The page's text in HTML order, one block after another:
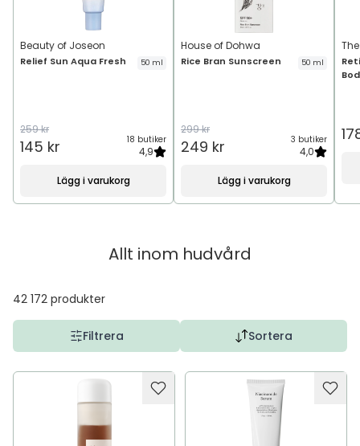
Beauty of Joseon
Relief Sun Aqua Fresh 50 ml
259 kr
145 kr 18 butiker
4,9
Lägg i varukorg
House of Dohwa
Rice Bran Sunscreen 50 ml
299 kr
249 kr 3 butiker
4,0
Lägg i varukorg
Allt inom hudvård
42 172 produkter
Filtrera Sortera